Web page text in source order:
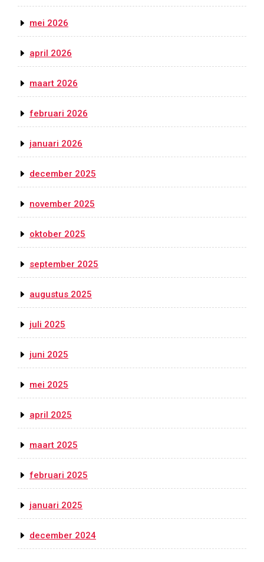
mei 2026
april 2026
maart 2026
februari 2026
januari 2026
december 2025
november 2025
oktober 2025
september 2025
augustus 2025
juli 2025
juni 2025
mei 2025
april 2025
maart 2025
februari 2025
januari 2025
december 2024